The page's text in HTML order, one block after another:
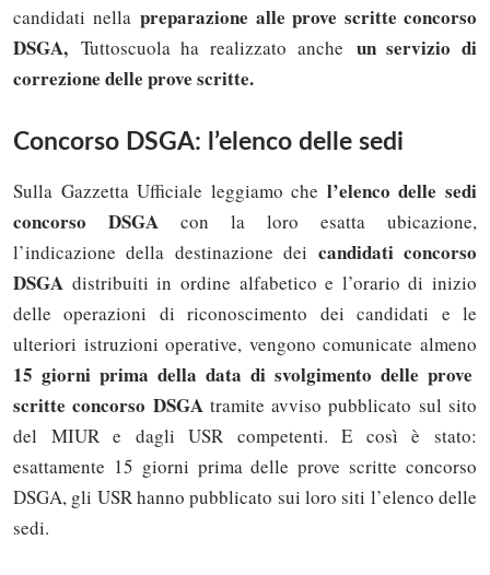
candidati nella preparazione alle prove scritte concorso
DSGA, Tuttoscuola ha realizzato anche un servizio di
correzione delle prove scritte.
Concorso DSGA: l’elenco delle sedi
Sulla Gazzetta Ufficiale leggiamo che l’elenco delle sedi
concorso DSGA con la loro esatta ubicazione,
l’indicazione della destinazione dei candidati concorso
DSGA distribuiti in ordine alfabetico e l’orario di inizio
delle operazioni di riconoscimento dei candidati e le
ulteriori istruzioni operative, vengono comunicate almeno
15 giorni prima della data di svolgimento delle prove
scritte concorso DSGAtramite avviso pubblicato sul sito
del MIUR e dagli USR competenti. E così è stato:
esattamente 15 giorni prima delle prove scritte concorso
DSGA, gli USR hanno pubblicato sui loro siti l’elenco delle
sedi.